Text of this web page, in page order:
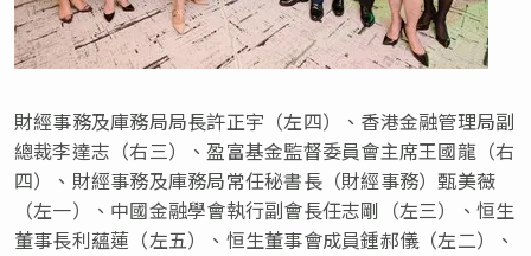
財經事務及庫務局局長許正宇（左四）、香港金融管理局副
總裁李達志（右三）、盈富基金監督委員會主席王國龍（右
四）、財經事務及庫務局常任秘書長（財經事務）甄美薇
（左一）、中國金融學會執行副會長任志剛（左三）、恒生
董事長利蘊蓮（左五）、恒生董事會成員鍾郝儀（左二）、